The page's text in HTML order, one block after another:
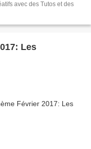
avec des Tutos et des
Les